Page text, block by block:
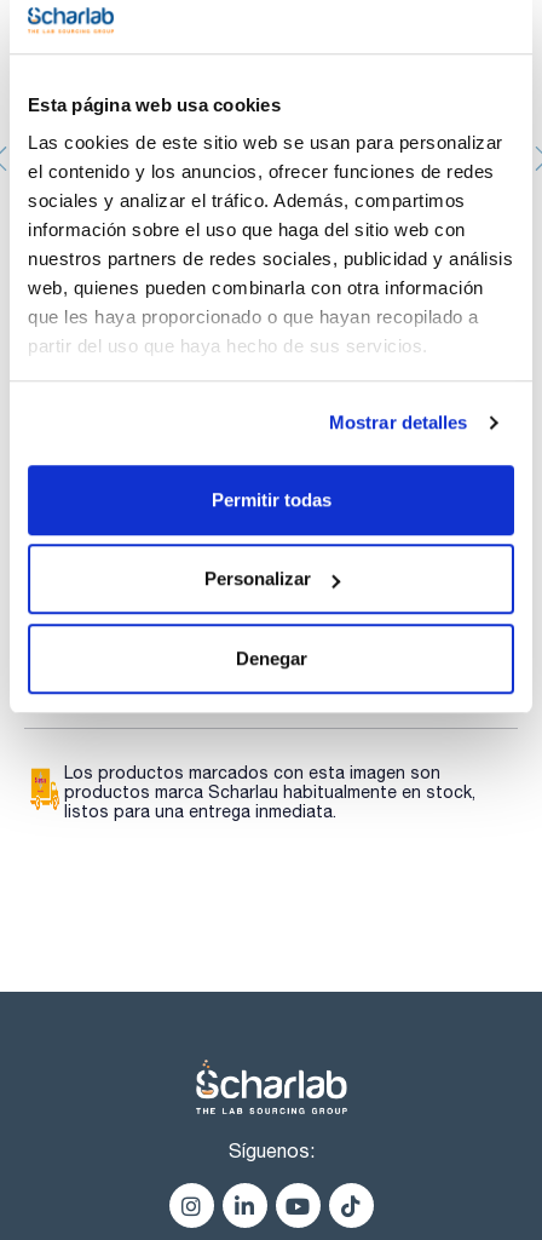
Esta página web usa cookies
Las cookies de este sitio web se usan para personalizar
el contenido y los anuncios, ofrecer funciones de redes
sociales y analizar el tráfico. Además, compartimos
información sobre el uso que haga del sitio web con
nuestros partners de redes sociales, publicidad y análisis
web, quienes pueden combinarla con otra información
que les haya proporcionado o que hayan recopilado a
partir del uso que haya hecho de sus servicios.
Mostrar detalles
Permitir todas
Personalizar
Denegar
Aspirador de pipetas Howorka de 20 ml
Envase
: x u.
Disponibilidad:Ver stock
Mi precio: Comprar
Documentación técnica
descargas
descargas
descargas
Los productos marcados con esta imagen son
productos marca Scharlau habitualmente en stock,
listos para una entrega inmediata.
Síguenos: